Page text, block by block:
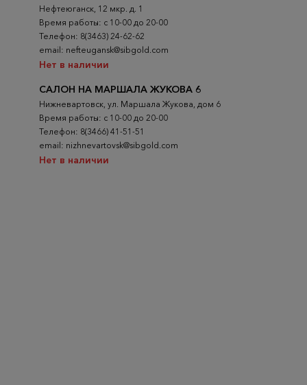
Нефтеюганск, 12 мкр. д. 1
Время работы: с 10-00 до 20-00
Телефон: 8(3463) 24-62-62
email: nefteugansk@sibgold.com
Нет в наличии
САЛОН НА МАРШАЛА ЖУКОВА 6
Нижневартовск, ул. Маршала Жукова, дом 6
Время работы: с 10-00 до 20-00
Телефон: 8(3466) 41-51-51
email: nizhnevartovsk@sibgold.com
Нет в наличии